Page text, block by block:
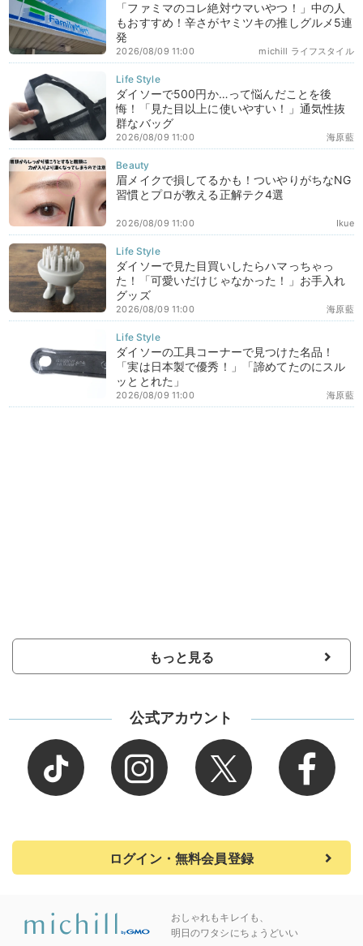
「ファミマのコレ絶対ウマいやつ！」中の人
もおすすめ！辛さがヤミツキの推しグルメ5連
発
michill ライフスタイル
2026/08/09 11:00
ダイソーで500円か…って悩んだことを後
悔！「見た目以上に使いやすい！」通気性抜
群なバッグ
海原藍
2026/08/09 11:00
眉メイクで損してるかも！ついやりがちなNG
習慣とプロが教える正解テク4選
Ikue
2026/08/09 11:00
ダイソーで見た目買いしたらハマっちゃっ
た！「可愛いだけじゃなかった！」お手入れ
グッズ
海原藍
2026/08/09 11:00
ダイソーの工具コーナーで見つけた名品！
「実は日本製で優秀！」「諦めてたのにスル
ッととれた」
海原藍
2026/08/09 11:00
もっと見る
公式アカウント
ログイン・無料会員登録
おしゃれもキレイも、
明日のワタシにちょうどいい